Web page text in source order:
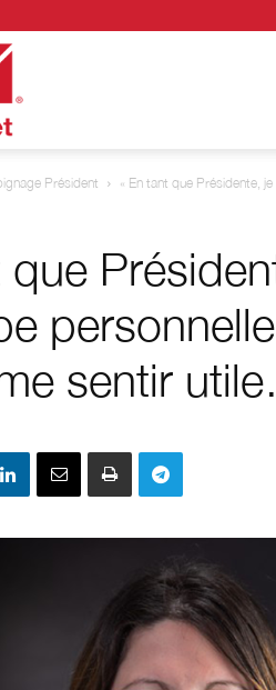
Président « En tant que Présidente,
que
sentir